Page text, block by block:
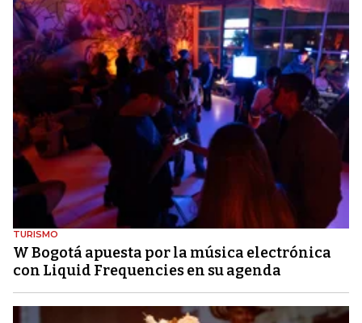
TURISMO
W Bogotá apuesta por la música electrónica
con Liquid Frequencies en su agenda